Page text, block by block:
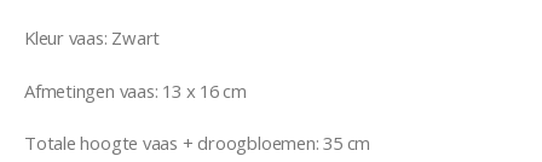
Kleur vaas: Zwart
Afmetingen vaas: 13 x 16 cm
Totale hoogte vaas + droogbloemen: 35 cm